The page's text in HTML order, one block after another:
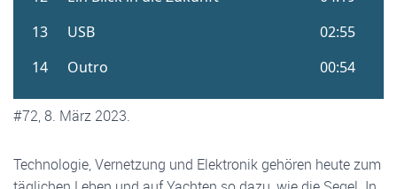
#72, 8. März 2023.
Technologie, Vernetzung und Elektronik gehören heute zum